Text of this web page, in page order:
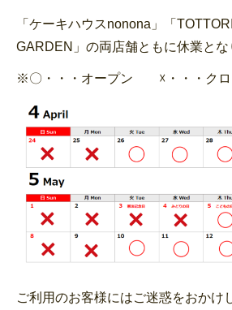
「ケーキハウスnonona」「
GARDEN」の両店舗ともに休業とな
※〇・・・オープン ☓・・・クロ
ご利用のお客様にはご迷惑をおかけ